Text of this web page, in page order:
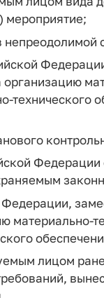
мероприятие;
непреодолимой
технического
лицом